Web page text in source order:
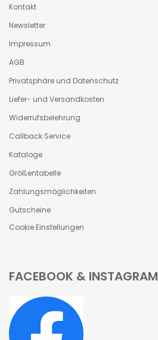
Kontakt
Newsletter
Impressum
AGB
Privatsphäre und Datenschutz
Liefer- und Versandkosten
Widerrufsbelehrung
Callback Service
Kataloge
Größentabelle
Zahlungsmöglichkeiten
Gutscheine
Cookie Einstellungen
FACEBOOK & INSTAGRAM